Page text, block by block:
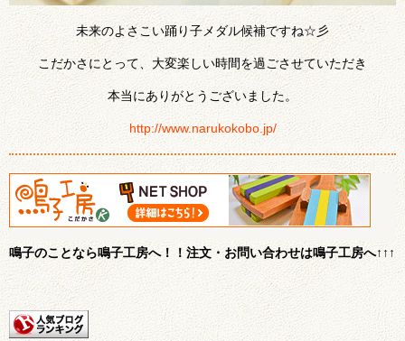
未来のよさこい踊り子メダル候補ですね☆彡
こだかさにとって、大変楽しい時間を過ごさせていただき
本当にありがとうございました。
http://www.narukokobo.jp/
鳴子のことなら鳴子工房へ！！注文・お問い合わせは鳴子工房へ↑↑↑